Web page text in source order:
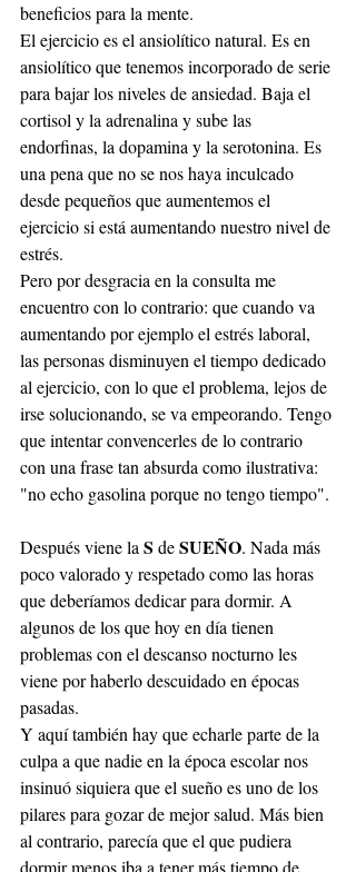
beneficios para la mente.
El ejercicio es el ansiolítico natural. Es en
ansiolítico que tenemos incorporado de serie
para bajar los niveles de ansiedad. Baja el
cortisol y la adrenalina y sube las
endorfinas, la dopamina y la serotonina. Es
una pena que no se nos haya inculcado
desde pequeños que aumentemos el
ejercicio si está aumentando nuestro nivel de
estrés.
Pero por desgracia en la consulta me
encuentro con lo contrario: que cuando va
aumentando por ejemplo el estrés laboral,
las personas disminuyen el tiempo dedicado
al ejercicio, con lo que el problema, lejos de
irse solucionando, se va empeorando. Tengo
que intentar convencerles de lo contrario
con una frase tan absurda como ilustrativa:
"no echo gasolina porque no tengo tiempo".
Después viene la S de SUEÑO. Nada más
poco valorado y respetado como las horas
que deberíamos dedicar para dormir. A
algunos de los que hoy en día tienen
problemas con el descanso nocturno les
viene por haberlo descuidado en épocas
pasadas.
Y aquí también hay que echarle parte de la
culpa a que nadie en la época escolar nos
insinuó siquiera que el sueño es uno de los
pilares para gozar de mejor salud. Más bien
al contrario, parecía que el que pudiera
dormir menos iba a tener más tiempo de